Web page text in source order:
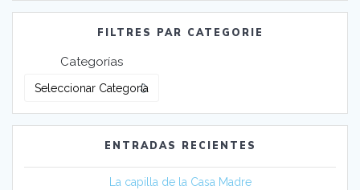
FILTRES PAR CATEGORIE
Categorías
ENTRADAS RECIENTES
La capilla de la Casa Madre